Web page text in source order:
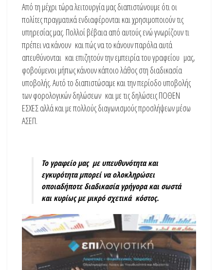
Από τη μέχρι τώρα λειτουργία μας διαπιστώνουμε ότι οι
πολίτες πραγματικά ενδιαφέρονται και χρησιμοποιούν τις
υπηρεσίας μας. Πολλοί βέβαια από αυτούς ενώ γνωρίζουν τι
πρέπει να κάνουν και πώς να το κάνουν παρόλα αυτά
απευθύνονται και επιζητούν την εμπειρία του γραφείου μας,
φοβούμενοι μήπως κάνουν κάποιο λάθος στη διαδικασία
υποβολής. Αυτό το διαπιστώσαμε και την περίοδο υποβολής
των φορολογικών δηλώσεων και με τις δηλώσεις ΠΟΘΕΝ
ΕΣΧΕΣ αλλά και με πολλούς διαγωνισμούς προσλήψεων μέσω
ΑΣΕΠ.
Το γραφείο μας με υπευθυνότητα και
εγκυρότητα μπορεί να ολοκληρώσει
οποιαδήποτε διαδικασία γρήγορα και σωστά
και κυρίως με μικρό σχετικά κόστος.